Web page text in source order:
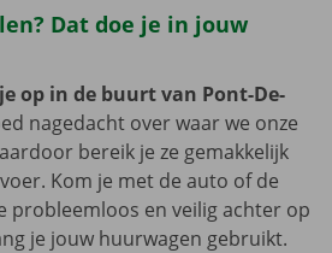
Dat doe je in jouw
op in de buurt van Pont-De-
nagedacht over waar we onze
bereik je ze gemakkelijk
Kom je met de auto of de
probleemloos en veilig achter op
je jouw huurwagen gebruikt.